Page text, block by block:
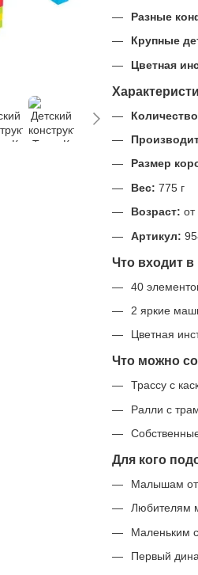
Разные
Крупные
Цветная
Размер
Вес: 775 г
Возраст:
Артикул:
Что входит в
40
2 яркие
Цветная
Что можно
Трассу с
Ралли с
Для кого
Малышам от
Любителям
Маленьким
Первый